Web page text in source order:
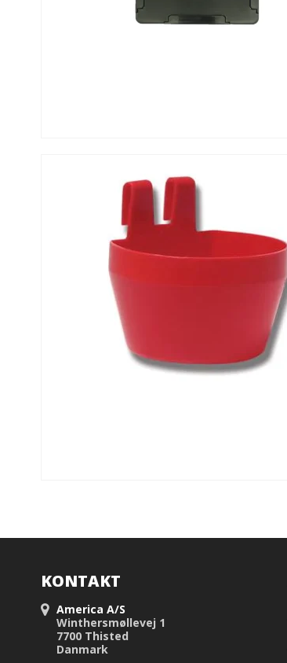
KONTAKT
America A/S
Winthersmøllevej 1
7700 Thisted
Danmark